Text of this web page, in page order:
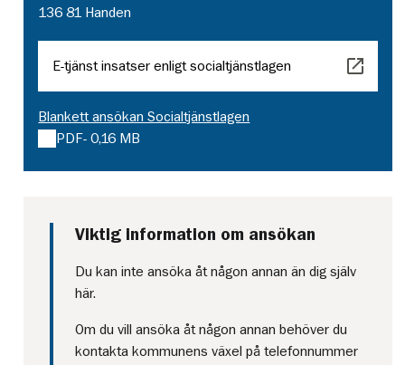
136 81 Handen
E-tjänst insatser enligt socialtjänstlagen
Blankett ansökan Socialtjänstlagen
PDF- 0,16 MB
Viktig information om ansökan
Du kan inte ansöka åt någon annan än dig själv
här.
Om du vill ansöka åt någon annan behöver du
kontakta kommunens växel på telefonnummer